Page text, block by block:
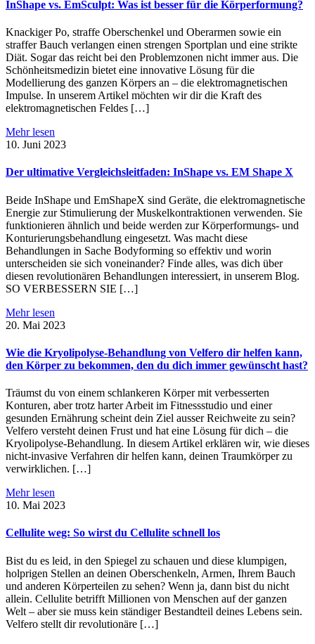
InShape vs. EmSculpt: Was ist besser für die Körperformung?
Knackiger Po, straffe Oberschenkel und Oberarmen sowie ein
straffer Bauch verlangen einen strengen Sportplan und eine strikte
Diät. Sogar das reicht bei den Problemzonen nicht immer aus. Die
Schönheitsmedizin bietet eine innovative Lösung für die
Modellierung des ganzen Körpers an – die elektromagnetischen
Impulse. In unserem Artikel möchten wir dir die Kraft des
elektromagnetischen Feldes […]
Mehr lesen
10. Juni 2023
Der ultimative Vergleichsleitfaden: InShape vs. EM Shape X
Beide InShape und EmShapeX sind Geräte, die elektromagnetische
Energie zur Stimulierung der Muskelkontraktionen verwenden. Sie
funktionieren ähnlich und beide werden zur Körperformungs- und
Konturierungsbehandlung eingesetzt. Was macht diese
Behandlungen in Sache Bodyforming so effektiv und worin
unterscheiden sie sich voneinander? Finde alles, was dich über
diesen revolutionären Behandlungen interessiert, in unserem Blog.
SO VERBESSERN SIE […]
Mehr lesen
20. Mai 2023
Wie die Kryolipolyse-Behandlung von Velfero dir helfen kann,
den Körper zu bekommen, den du dich immer gewünscht hast?
Träumst du von einem schlankeren Körper mit verbesserten
Konturen, aber trotz harter Arbeit im Fitnessstudio und einer
gesunden Ernährung scheint dein Ziel ausser Reichweite zu sein?
Velfero versteht deinen Frust und hat eine Lösung für dich – die
Kryolipolyse-Behandlung. In diesem Artikel erklären wir, wie dieses
nicht-invasive Verfahren dir helfen kann, deinen Traumkörper zu
verwirklichen. […]
Mehr lesen
10. Mai 2023
Cellulite weg: So wirst du Cellulite schnell los
Bist du es leid, in den Spiegel zu schauen und diese klumpigen,
holprigen Stellen an deinen Oberschenkeln, Armen, Ihrem Bauch
und anderen Körperteilen zu sehen? Wenn ja, dann bist du nicht
allein. Cellulite betrifft Millionen von Menschen auf der ganzen
Welt – aber sie muss kein ständiger Bestandteil deines Lebens sein.
Velfero stellt dir revolutionäre […]